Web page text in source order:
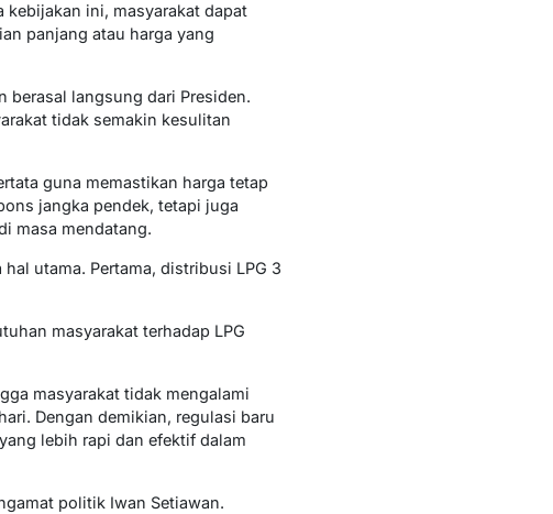
ini, masyarakat dapat
panjang atau harga yang
berasal langsung dari Presiden.
tidak semakin kesulitan
guna memastikan harga tetap
jangka pendek, tetapi juga
masa mendatang.
utama. Pertama, distribusi LPG 3
masyarakat terhadap LPG
masyarakat tidak mengalami
Dengan demikian, regulasi baru
lebih rapi dan efektif dalam
politik Iwan Setiawan.